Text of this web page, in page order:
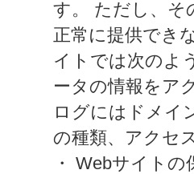
す。 ただし、そ
正常に提供でき
イトでは次のよ
ータの情報をア
ログにはドメイ
の種類、アクセ
・ Webサイトの